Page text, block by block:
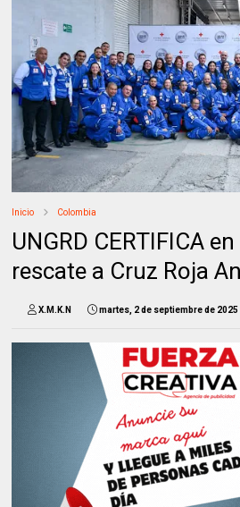
Inicio Colombia
UNGRD CERTIFICA
rescate a Cruz Roja
X.M.K.N martes, 2 de septiembre de 2025